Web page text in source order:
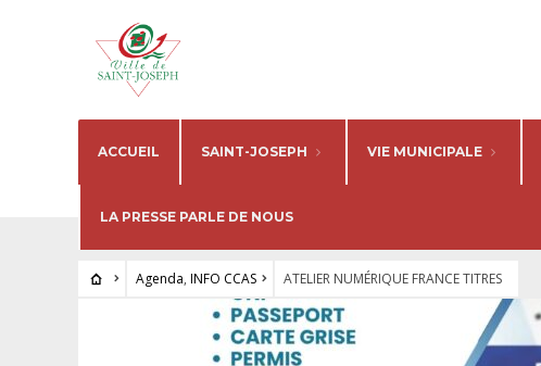
ACCUEIL SAINT-JOSEPH VIE MUNICIPALE
LA PRESSE PARLE DE NOUS
Agenda, INFO CCAS ATELIER NUMÉRIQUE FRANCE TITRES